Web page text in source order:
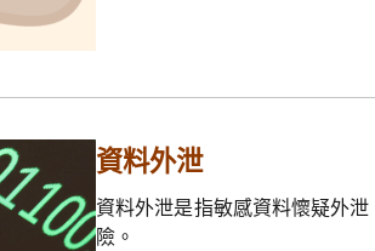
資料外泄
資料外泄是指敏感資料懷疑外
險。